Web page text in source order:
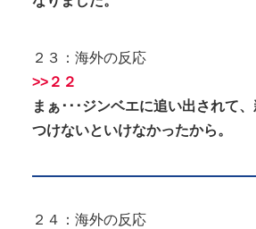
２３：海外の反応
>>２２
まぁ･･･ジンベエに追い出されて
つけないといけなかったから。
２４：海外の反応